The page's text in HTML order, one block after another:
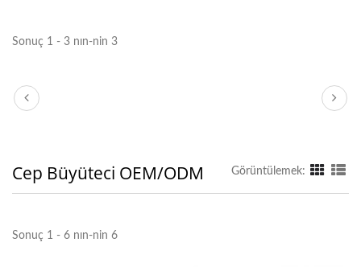
Sonuç 1 - 3 nın-nin 3
Cep Büyüteci OEM/ODM Görüntülemek:
Sonuç 1 - 6 nın-nin 6